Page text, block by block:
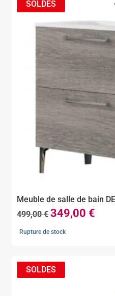
Meuble de salle de bain
499,00€Le
prix
499,00 €.
349,00 €
Rupture de stock